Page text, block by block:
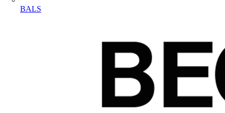
BALS